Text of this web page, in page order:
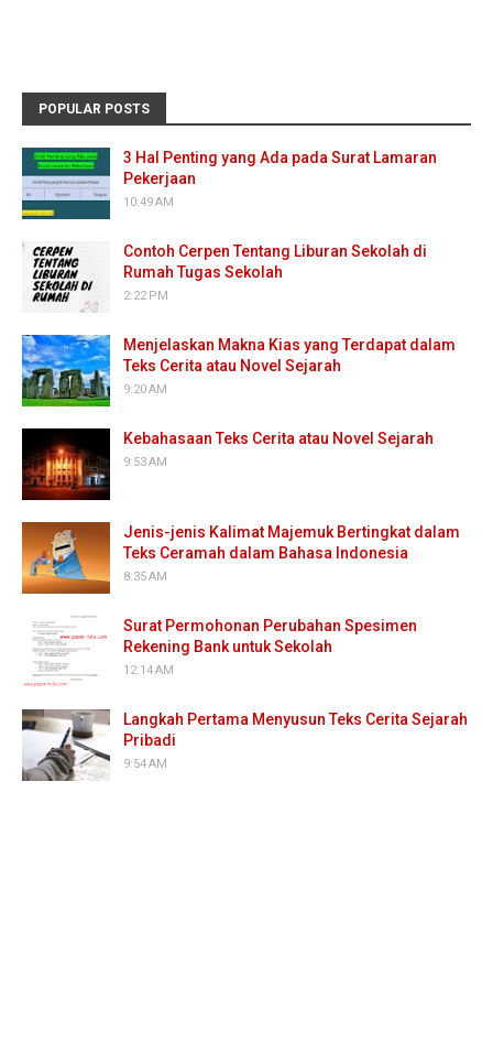
POPULAR POSTS
3 Hal Penting yang Ada pada Surat Lamaran
Pekerjaan
10:49 AM
Contoh Cerpen Tentang Liburan Sekolah di
Rumah Tugas Sekolah
2:22 PM
Menjelaskan Makna Kias yang Terdapat dalam
Teks Cerita atau Novel Sejarah
9:20 AM
Kebahasaan Teks Cerita atau Novel Sejarah
9:53 AM
Jenis-jenis Kalimat Majemuk Bertingkat dalam
Teks Ceramah dalam Bahasa Indonesia
8:35 AM
Surat Permohonan Perubahan Spesimen
Rekening Bank untuk Sekolah
12:14 AM
Langkah Pertama Menyusun Teks Cerita Sejarah
Pribadi
9:54 AM